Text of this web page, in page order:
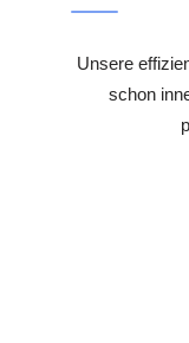
Unsere
schon